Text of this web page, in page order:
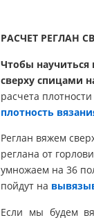
РАСЧЕТ РЕГЛАН
Чтобы научиться
сверху спицами
расчета
плотность
Реглан вяжем
реглана от
умножаем на 36
пойдут на
Если мы будем